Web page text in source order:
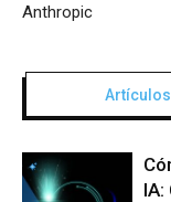
Anthropic
IA: